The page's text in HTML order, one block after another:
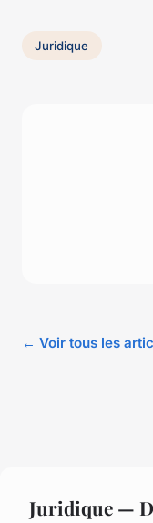
Juridique
← Voir tous les
Juridique —